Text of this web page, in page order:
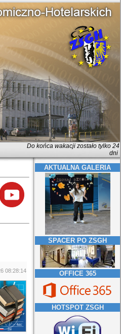
Do końca wakacji zostało tylko 24
dni
08:28:14
AKTUALNA GALERIA
SPACER PO ZSGH
OFFICE 365
HOTSPOT ZSGH